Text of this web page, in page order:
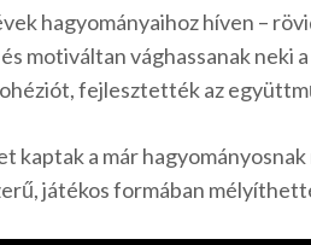
hagyományaihoz híven –
motiváltan vághassanak neki
fejlesztették az
kaptak a már
játékos formában